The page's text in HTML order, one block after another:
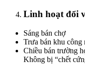
Linh hoạt đổi
Sáng bán chợ
Trưa bán khu công
Chiều bán trường
Không bị “chết